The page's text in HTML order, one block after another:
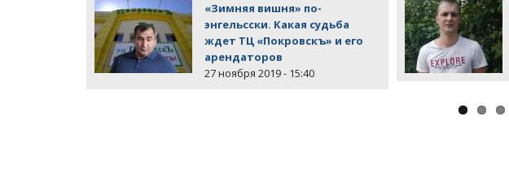
«Зимняя вишня» по-
энгельсски. Какая судьба
ждет ТЦ «Покровскъ» и его
арендаторов
27 ноября 2019 - 15:40